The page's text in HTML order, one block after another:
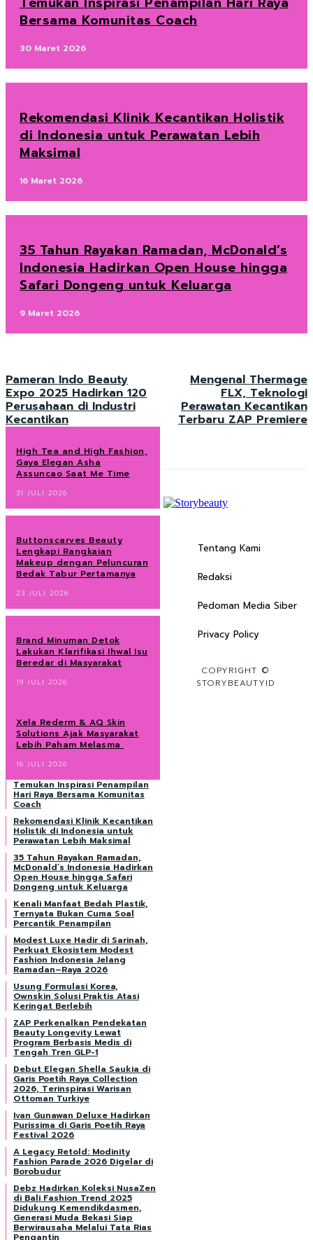
Bersama Komunitas Coach
30 Maret 2026
Rekomendasi Klinik Kecantikan Holistik
di Indonesia untuk Perawatan Lebih
Maksimal
16 Maret 2026
35 Tahun Rayakan Ramadan, McDonald’s
Indonesia Hadirkan Open House hingga
Safari Dongeng untuk Keluarga
9 Maret 2026
Pameran Indo Beauty
Expo 2025 Hadirkan 120
Perusahaan di Industri
Kecantikan
Mengenal Thermage
FLX, Teknologi
Perawatan Kecantikan
Terbaru ZAP Premiere
High Tea and High Fashion,
Gaya Elegan Asha
Assuncao Saat Me Time
31 JULI 2026
Buttonscarves Beauty
Lengkapi Rangkaian
Makeup dengan Peluncuran
Bedak Tabur Pertamanya
23 JULI 2026
Brand Minuman Detok
Lakukan Klarifikasi Ihwal Isu
Beredar di Masyarakat
19 JULI 2026
Xela Rederm & AQ Skin
Solutions Ajak Masyarakat
Lebih Paham Melasma
16 JULI 2026
Temukan Inspirasi Penampilan
Hari Raya Bersama Komunitas
Coach
Rekomendasi Klinik Kecantikan
Holistik di Indonesia untuk
Perawatan Lebih Maksimal
35 Tahun Rayakan Ramadan,
McDonald’s Indonesia Hadirkan
Open House hingga Safari
Dongeng untuk Keluarga
Kenali Manfaat Bedah Plastik,
Ternyata Bukan Cuma Soal
Percantik Penampilan
Modest Luxe Hadir di Sarinah,
Perkuat Ekosistem Modest
Fashion Indonesia Jelang
Ramadan–Raya 2026
Usung Formulasi Korea,
Ownskin Solusi Praktis Atasi
Keringat Berlebih
ZAP Perkenalkan Pendekatan
Beauty Longevity Lewat
Program Berbasis Medis di
Tengah Tren GLP-1
Debut Elegan Shella Saukia di
Garis Poetih Raya Collection
2026, Terinspirasi Warisan
Ottoman Turkiye
Ivan Gunawan Deluxe Hadirkan
Purissima di Garis Poetih Raya
Festival 2026
A Legacy Retold: Modinity
Fashion Parade 2026 Digelar di
Borobudur
Debz Hadirkan Koleksi NusaZen
di Bali Fashion Trend 2025
Didukung Kemendikdasmen,
Generasi Muda Bekasi Siap
Berwirausaha Melalui Tata Rias
Pengantin
Tentang Kami
Redaksi
Pedoman Media Siber
Privacy Policy
COPYRIGHT ©
STORYBEAUTYID